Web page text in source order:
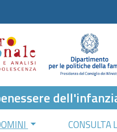
CONSULTA